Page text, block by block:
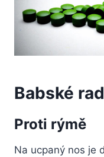
Babské
Proti rýmě
Na ucpaný nos je